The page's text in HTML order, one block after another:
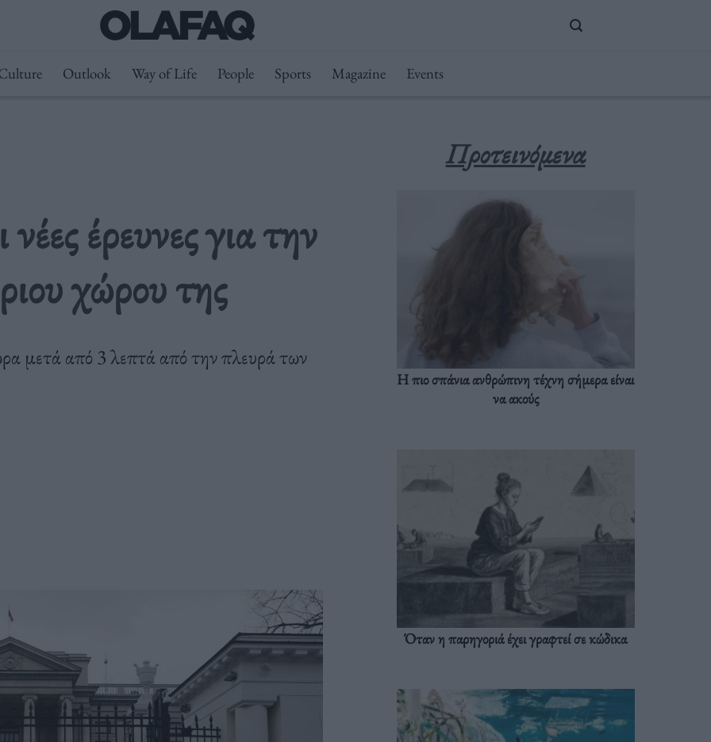
Outlook Way of Life People Sports Magazine Events
έρευνες για την
χώρου της
μετά από 3 λεπτά από την πλευρά των
Προτεινόμενα
Η πιο σπάνια ανθρώπινη τέχνη σήμερα είναι
να ακούς
Όταν η παρηγοριά έχει γραφτεί σε κώδικα